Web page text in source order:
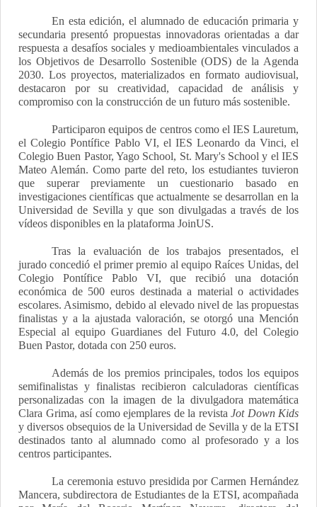
En esta edición, el alumnado de educación primaria y
secundaria presentó propuestas innovadoras orientadas a dar
respuesta a desafíos sociales y medioambientales vinculados a
los Objetivos de Desarrollo Sostenible (ODS) de la Agenda
2030. Los proyectos, materializados en formato audiovisual,
destacaron por su creatividad, capacidad de análisis y
compromiso con la construcción de un futuro más sostenible.
Participaron equipos de centros como el IES Lauretum,
el Colegio Pontífice Pablo VI, el IES Leonardo da Vinci, el
Colegio Buen Pastor, Yago School, St. Mary's School y el IES
Mateo Alemán. Como parte del reto, los estudiantes tuvieron
que superar previamente un cuestionario basado en
investigaciones científicas que actualmente se desarrollan en la
Universidad de Sevilla y que son divulgadas a través de los
vídeos disponibles en la plataforma JoinUS.
Tras la evaluación de los trabajos presentados, el
jurado concedió el primer premio al equipo Raíces Unidas, del
Colegio Pontífice Pablo VI, que recibió una dotación
económica de 500 euros destinada a material o actividades
escolares. Asimismo, debido al elevado nivel de las propuestas
finalistas y a la ajustada valoración, se otorgó una Mención
Especial al equipo Guardianes del Futuro 4.0, del Colegio
Buen Pastor, dotada con 250 euros.
Además de los premios principales, todos los equipos
semifinalistas y finalistas recibieron calculadoras científicas
personalizadas con la imagen de la divulgadora matemática
Clara Grima, así como ejemplares de la revista Jot Down Kids
y diversos obsequios de la Universidad de Sevilla y de la ETSI
destinados tanto al alumnado como al profesorado y a los
centros participantes.
La ceremonia estuvo presidida por Carmen Hernández
Mancera, subdirectora de Estudiantes de la ETSI, acompañada